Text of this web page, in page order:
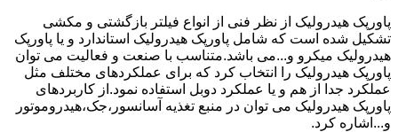
پاورپک هیدرولیک از نظر فنی از انواع فیلتر بازگشتی و مکشی
تشکیل شده است که شامل پاورپک هیدرولیک استاندارد و یا پاورپک
هیدرولیک میکرو و...می باشد.متناسب با صنعت و فعالیت می توان
پاورپک هیدرولیک را انتخاب کرد که برای عملکردهای مختلف مثل
عملکرد جدا از هم و یا عملکرد دوبل استفاده نمود.از کاربردهای
پاورپک هیدرولیک می توان در منبع تغذیه آسانسور،جک،هیدروموتور
و...اشاره کرد.